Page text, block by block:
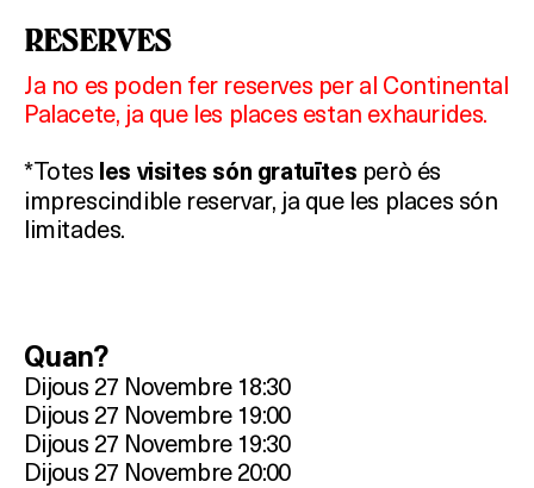
On?
RESERVES
Ja no es poden fer reserves per al Continental
Palacete, ja que les places estan exhaurides.
*Totes les visites són gratuïtes però és
imprescindible reservar, ja que les places són
limitades.
Quan?
Dijous 27 Novembre 18:30
Dijous 27 Novembre 19:00
Dijous 27 Novembre 19:30
Dijous 27 Novembre 20:00